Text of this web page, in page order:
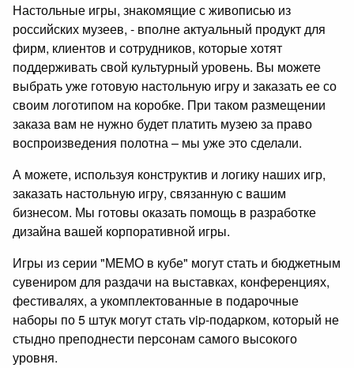
Настольные игры, знакомящие с живописью из
российских музеев, - вполне актуальный продукт для
фирм, клиентов и сотрудников, которые хотят
поддерживать свой культурный уровень. Вы можете
выбрать уже готовую настольную игру и заказать ее со
своим логотипом на коробке. При таком размещении
заказа вам не нужно будет платить музею за право
воспроизведения полотна – мы уже это сделали.
А можете, используя конструктив и логику наших игр,
заказать настольную игру, связанную с вашим
бизнесом. Мы готовы оказать помощь в разработке
дизайна вашей корпоративной игры.
Игры из серии "МЕМО в кубе" могут стать и бюджетным
сувениром для раздачи на выставках, конференциях,
фестивалях, а укомплектованные в подарочные
наборы по 5 штук могут стать vip-подарком, который не
стыдно преподнести персонам самого высокого
уровня.